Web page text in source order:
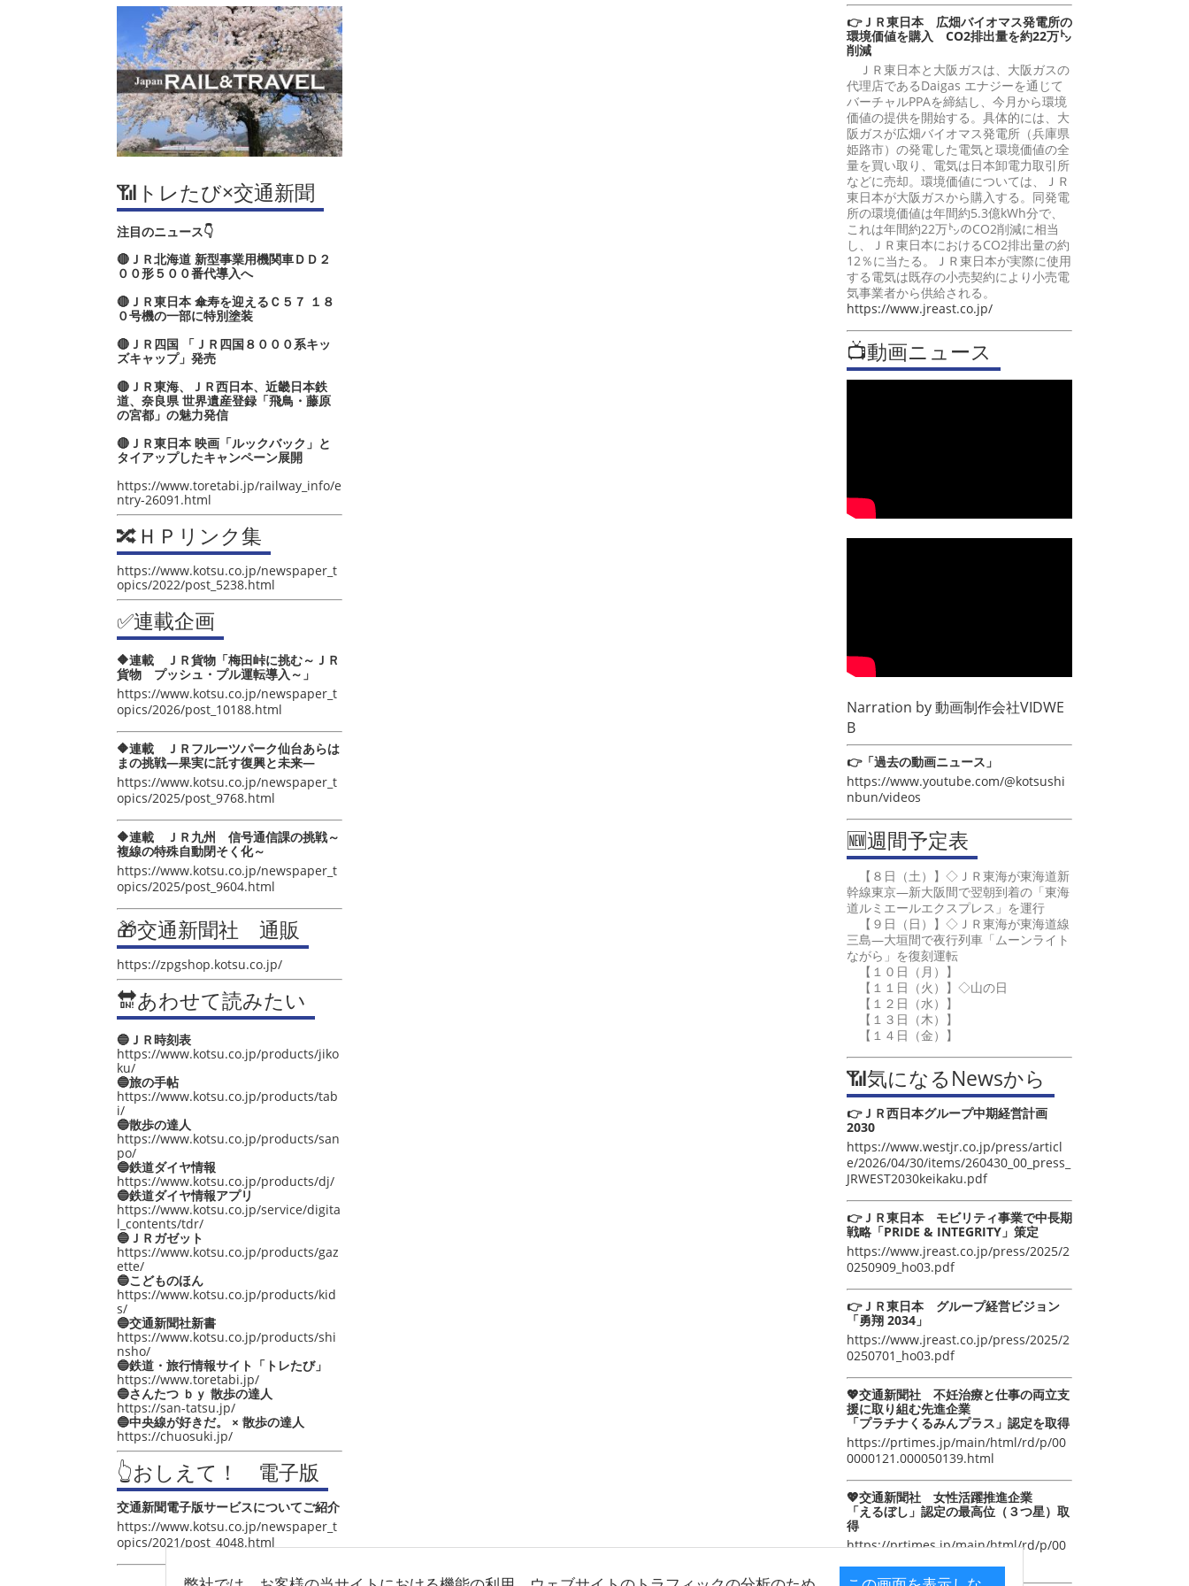
📶トレたび×交通新聞
注目のニュース👇
🔴ＪＲ北海道 新型事業用機関車ＤＤ２
００形５００番代導入へ
🔴ＪＲ東日本 傘寿を迎えるＣ５７ １８
０号機の一部に特別塗装
🔴ＪＲ四国 「ＪＲ四国８０００系キッ
ズキャップ」発売
🔴ＪＲ東海、ＪＲ西日本、近畿日本鉄
道、奈良県 世界遺産登録「飛鳥・藤原
の宮都」の魅力発信
🔴ＪＲ東日本 映画「ルックバック」と
タイアップしたキャンペーン展開
https://www.toretabi.jp/railway_info/e
ntry-26091.html
🔀ＨＰリンク集
https://www.kotsu.co.jp/newspaper_t
opics/2022/post_5238.html
✅連載企画
🔶連載 ＪＲ貨物「梅田峠に挑む～ＪＲ
貨物 プッシュ・プル運転導入～」
https://www.kotsu.co.jp/newspaper_t
opics/2026/post_10188.html
🔶連載 ＪＲフルーツパーク仙台あらは
まの挑戦―果実に託す復興と未来―
https://www.kotsu.co.jp/newspaper_t
opics/2025/post_9768.html
🔶連載 ＪＲ九州 信号通信課の挑戦～
複線の特殊自動閉そく化～
https://www.kotsu.co.jp/newspaper_t
opics/2025/post_9604.html
🎁交通新聞社 通販
https://zpgshop.kotsu.co.jp/
🔛あわせて読みたい
🔵ＪＲ時刻表
https://www.kotsu.co.jp/products/jiko
ku/
🔵旅の手帖
https://www.kotsu.co.jp/products/tab
i/
🔵散歩の達人
https://www.kotsu.co.jp/products/san
po/
🔵鉄道ダイヤ情報
https://www.kotsu.co.jp/products/dj/
🔵鉄道ダイヤ情報アプリ
https://www.kotsu.co.jp/service/digita
l_contents/tdr/
🔵ＪＲガゼット
https://www.kotsu.co.jp/products/gaz
ette/
🔵こどものほん
https://www.kotsu.co.jp/products/kid
s/
🔵交通新聞社新書
https://www.kotsu.co.jp/products/shi
nsho/
🔵鉄道・旅行情報サイト「トレたび」
https://www.toretabi.jp/
🔵さんたつ ｂｙ 散歩の達人
https://san-tatsu.jp/
🔵中央線が好きだ。 × 散歩の達人
https://chuosuki.jp/
👆おしえて！ 電子版
交通新聞電子版サービスについてご紹介
https://www.kotsu.co.jp/newspaper_t
opics/2021/post_4048.html
👉ＪＲ東日本 広畑バイオマス発電所の
環境価値を購入 CO2排出量を約22万㌧
削減
ＪＲ東日本と大阪ガスは、大阪ガスの
代理店であるDaigas エナジーを通じて
バーチャルPPAを締結し、今月から環境
価値の提供を開始する。具体的には、大
阪ガスが広畑バイオマス発電所（兵庫県
姫路市）の発電した電気と環境価値の全
量を買い取り、電気は日本卸電力取引所
などに売却。環境価値については、ＪＲ
東日本が大阪ガスから購入する。同発電
所の環境価値は年間約5.3億kWh分で、
これは年間約22万㌧のCO2削減に相当
し、ＪＲ東日本におけるCO2排出量の約
12％に当たる。ＪＲ東日本が実際に使用
する電気は既存の小売契約により小売電
気事業者から供給される。
https://www.jreast.co.jp/
📺動画ニュース
Narration by動画制作会社VIDWE
B
👉「過去の動画ニュース」
https://www.youtube.com/@kotsushi
nbun/videos
🆕週間予定表
【８日（土）】◇ＪＲ東海が東海道新
幹線東京―新大阪間で翌朝到着の「東海
道ルミエールエクスプレス」を運行
【９日（日）】◇ＪＲ東海が東海道線
三島―大垣間で夜行列車「ムーンライト
ながら」を復刻運転
【１０日（月）】
【１１日（火）】◇山の日
【１２日（水）】
【１３日（木）】
【１４日（金）】
📶気になるNewsから
👉ＪＲ西日本グループ中期経営計画
2030
https://www.westjr.co.jp/press/articl
e/2026/04/30/items/260430_00_press_
JRWEST2030keikaku.pdf
👉ＪＲ東日本 モビリティ事業で中長期
戦略「PRIDE & INTEGRITY」策定
https://www.jreast.co.jp/press/2025/2
0250909_ho03.pdf
👉ＪＲ東日本 グループ経営ビジョン
「勇翔 2034」
https://www.jreast.co.jp/press/2025/2
0250701_ho03.pdf
💖交通新聞社 不妊治療と仕事の両立支
援に取り組む先進企業
「プラチナくるみんプラス」認定を取得
https://prtimes.jp/main/html/rd/p/00
0000121.000050139.html
💖交通新聞社 女性活躍推進企業
「えるぼし」認定の最高位（３つ星）取
得
https://prtimes.jp/main/html/rd/p/00